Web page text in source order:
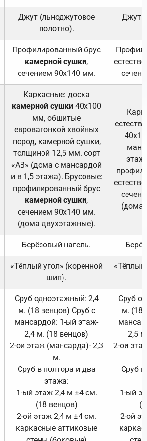
Джут (льноджутовое
полотно).
Джут
Профилированный брус
камерной сушки,
сечением 90х140 мм.
Каркасные: доска
камерной сушки 40х100
мм, обшитые
евровагонкой хвойных
пород, камерной сушки,
толщиной 12,5 мм. сорт
«АВ» (дома с мансардой
и в 1,5 этажа). Брусовые:
профилированный брус
камерной сушки,
сечением 90х140 мм.
(дома двухэтажные).
(дома
Берёзовый нагель.
«Тёплый угол» (коренной
шип).
«Тёплый
Сруб одноэтажный: 2,4
м. (18 венцов) Сруб с
мансардой: 1-ый этаж-
2,4 м. (18 венцов)
2-ой этаж (мансарда)- 2,3
м.
Сруб в полтора и два
этажа:
1-ый этаж 2,4 м ±4 см.
(18 венцов)
2-ой этаж 2,4 м ±4 см.
каркасные аттиковые
Сруб
м. (18
2,5
2-ой
Сруб
1-ый
2-ой